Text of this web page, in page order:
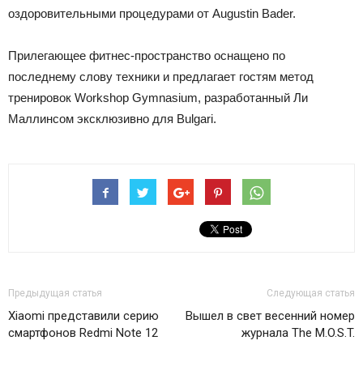
оздоровительными процедурами от Augustin Bader.
Прилегающее фитнес-пространство оснащено по
последнему слову техники и предлагает гостям метод
тренировок Workshop Gymnasium, разработанный Ли
Маллинсом эксклюзивно для Bulgari.
Предыдущая статья
Xiaomi представили серию
смартфонов Redmi Note 12
Следующая статья
Вышел в свет весенний номер
журнала The M.O.S.T.